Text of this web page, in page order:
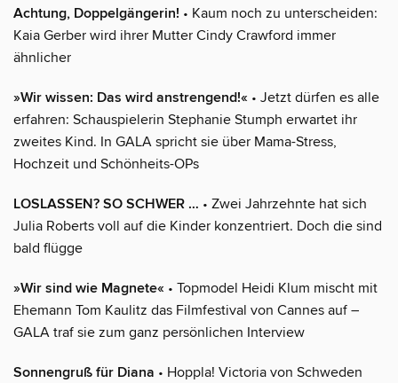
Achtung, Doppelgängerin! • Kaum noch zu unterscheiden:
Kaia Gerber wird ihrer Mutter Cindy Crawford immer
ähnlicher
»Wir wissen: Das wird anstrengend!« • Jetzt dürfen es alle
erfahren: Schauspielerin Stephanie Stumph erwartet ihr
zweites Kind. In GALA spricht sie über Mama-Stress,
Hochzeit und Schönheits-OPs
LOSLASSEN? SO SCHWER … • Zwei Jahrzehnte hat sich
Julia Roberts voll auf die Kinder konzentriert. Doch die sind
bald flügge
»Wir sind wie Magnete« • Topmodel Heidi Klum mischt mit
Ehemann Tom Kaulitz das Filmfestival von Cannes auf –
GALA traf sie zum ganz persönlichen Interview
Sonnengruß für Diana • Hoppla! Victoria von Schweden